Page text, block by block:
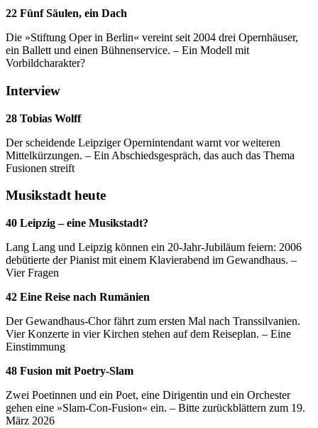
22 Fünf Säulen, ein Dach
Die »Stiftung Oper in Berlin« vereint seit 2004 drei Opernhäuser,
ein Ballett und einen Bühnenservice. – Ein Modell mit
Vorbildcharakter?
Interview
28 Tobias Wolff
Der scheidende Leipziger Opernintendant warnt vor weiteren
Mittelkürzungen. – Ein Abschiedsgespräch, das auch das Thema
Fusionen streift
Musikstadt heute
40 Leipzig – eine Musikstadt?
Lang Lang und Leipzig können ein 20-Jahr-Jubiläum feiern: 2006
debütierte der Pianist mit einem Klavierabend im Gewandhaus. –
Vier Fragen
42 Eine Reise nach Rumänien
Der Gewandhaus-Chor fährt zum ersten Mal nach Transsilvanien.
Vier Konzerte in vier Kirchen stehen auf dem Reiseplan. – Eine
Einstimmung
48 Fusion mit Poetry-Slam
Zwei Poetinnen und ein Poet, eine Dirigentin und ein Orchester
gehen eine »Slam-Con-Fusion« ein. – Bitte zurückblättern zum 19.
März 2026